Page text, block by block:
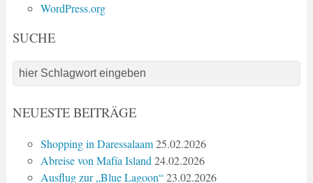
WordPress.org
SUCHE
NEUESTE BEITRÄGE
Shopping in Daressalaam 25.02.2026
Abreise von Mafía Island 24.02.2026
Ausflug zur „Blue Lagoon“ 23.02.2026